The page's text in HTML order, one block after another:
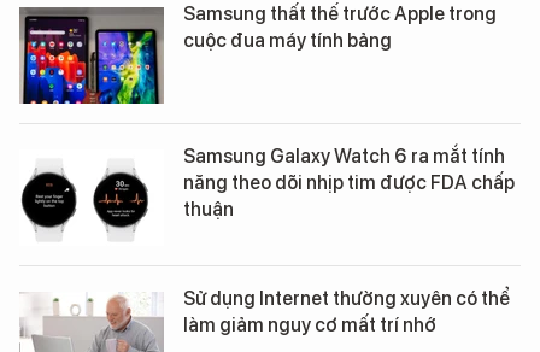
Samsung thất thế trước Apple trong
cuộc đua máy tính bảng
Samsung Galaxy Watch 6 ra mắt tính
năng theo dõi nhịp tim được FDA chấp
thuận
Sử dụng Internet thường xuyên có thể
làm giảm nguy cơ mất trí nhớ